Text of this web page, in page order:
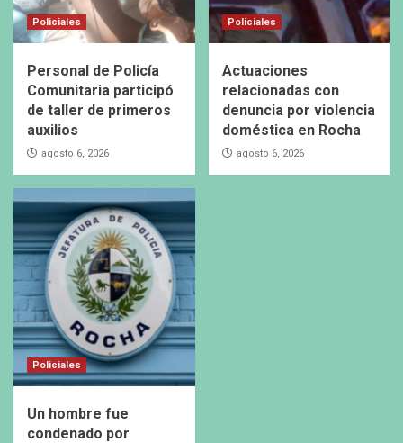
Policiales
Personal de Policía
Comunitaria participó
de taller de primeros
auxilios
agosto 6, 2026
Policiales
Actuaciones
relacionadas con
denuncia por violencia
doméstica en Rocha
agosto 6, 2026
Policiales
Un hombre fue
condenado por